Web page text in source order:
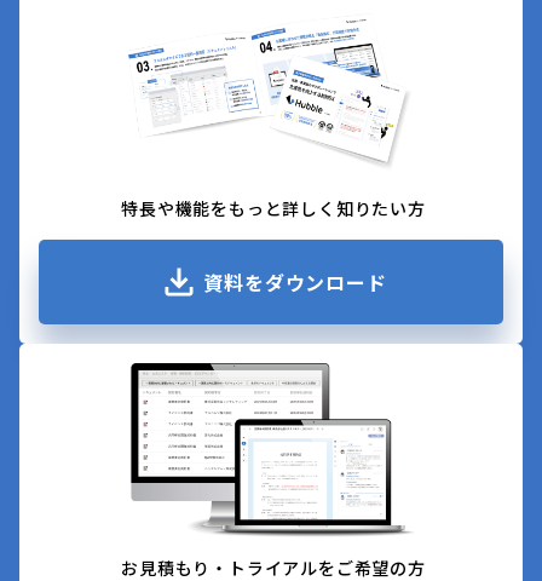
特長や機能をもっと詳しく知りたい方
資料をダウンロード
お見積もり・トライアルをご希望の方